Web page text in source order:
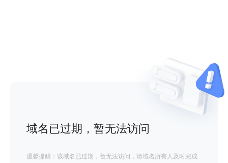
域名已过期，暂无法访问
温馨提醒：该域名已过期，暂无法访问，请域名所有人及时完成